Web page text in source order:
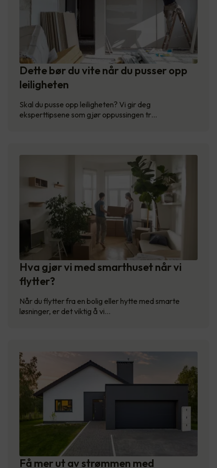
Dette bør du vite når du pusser opp
leiligheten
Skal du pusse opp leiligheten? Vi gir deg
eksperttipsene som gjør oppussingen tr…
Hva gjør vi med smarthuset når vi
flytter?
Når du flytter fra en bolig eller hytte med smarte
løsninger, er det viktig å vi…
Få mer ut av strømmen med